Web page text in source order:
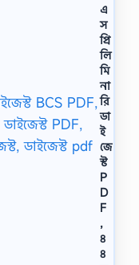
এ
স
প্রি
লি
মি
না
রি
ডা
ই
জে
স্ট
P
D
F
,
৪
৪